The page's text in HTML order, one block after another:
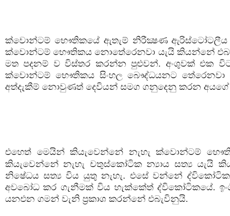
ක්වොන්ටම් භෞතිකයේ ඇතැම් නිරීක්‍ෂණ ඇරිස්ටෝටලීය
ක්වොන්ටම් භෞතිකය නොතේරෙනවා යැයි කියන්නේ
මත පදනම් ව විස්තර කරන්න පුළුවන්. අංශුවක් එක
ක්වොන්ටම් භෞතිකය සිංහල බෞද්ධයනට තේරෙනවා
අත්දැකීම් නොවුණත් දෙවියන් සමග ගනුදෙනු කරන අයගේ
එහෙත් මෙයින් කියැවෙන්නේ නැහැ ක්වොන්ටම්
කියැවෙන්නේ නැහැ චතුස්කෝටික න්‍යාය සත්‍ය යැයි
නිෂේධය සත්‍ය විය යුතු නැහැ. එසේ වන්නේ
අවබෝධ කර ගැනීමක් විය හැක්කේත් ද්විකෝටිකයේ.
යනඑන ගමන් වැනි ප්‍රකාශ කරන්නේ එබැවිනුයි.